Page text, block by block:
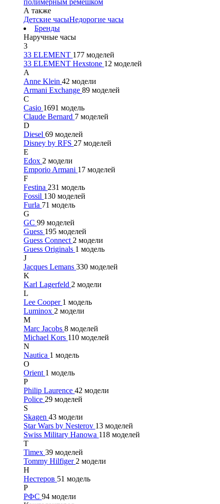
полимерным ремешком
А также
Детские часыНедорогие часы
Бренды
Наручные часы
3
33 ELEMENT 177 моделей
33 ELEMENT Hexstone 12 моделей
A
Anne Klein 42 модели
Armani Exchange 89 моделей
C
Casio 1691 модель
Claude Bernard 7 моделей
D
Diesel 69 моделей
Disney by RFS 27 моделей
E
Edox 2 модели
Emporio Armani 17 моделей
F
Festina 231 модель
Fossil 130 моделей
Furla 71 модель
G
GC 99 моделей
Guess 195 моделей
Guess Connect 2 модели
Guess Originals 1 модель
J
Jacques Lemans 330 моделей
K
Karl Lagerfeld 2 модели
L
Lee Cooper 1 модель
Luminox 2 модели
M
Marc Jacobs 8 моделей
Michael Kors 110 моделей
N
Nautica 1 модель
O
Orient 1 модель
P
Philip Laurence 42 модели
Police 29 моделей
S
Skagen 43 модели
Star Wars by Nesterov 13 моделей
Swiss Military Hanowa 118 моделей
T
Timex 39 моделей
Tommy Hilfiger 2 модели
Н
Нестеров 51 модель
Р
РФС 94 модели